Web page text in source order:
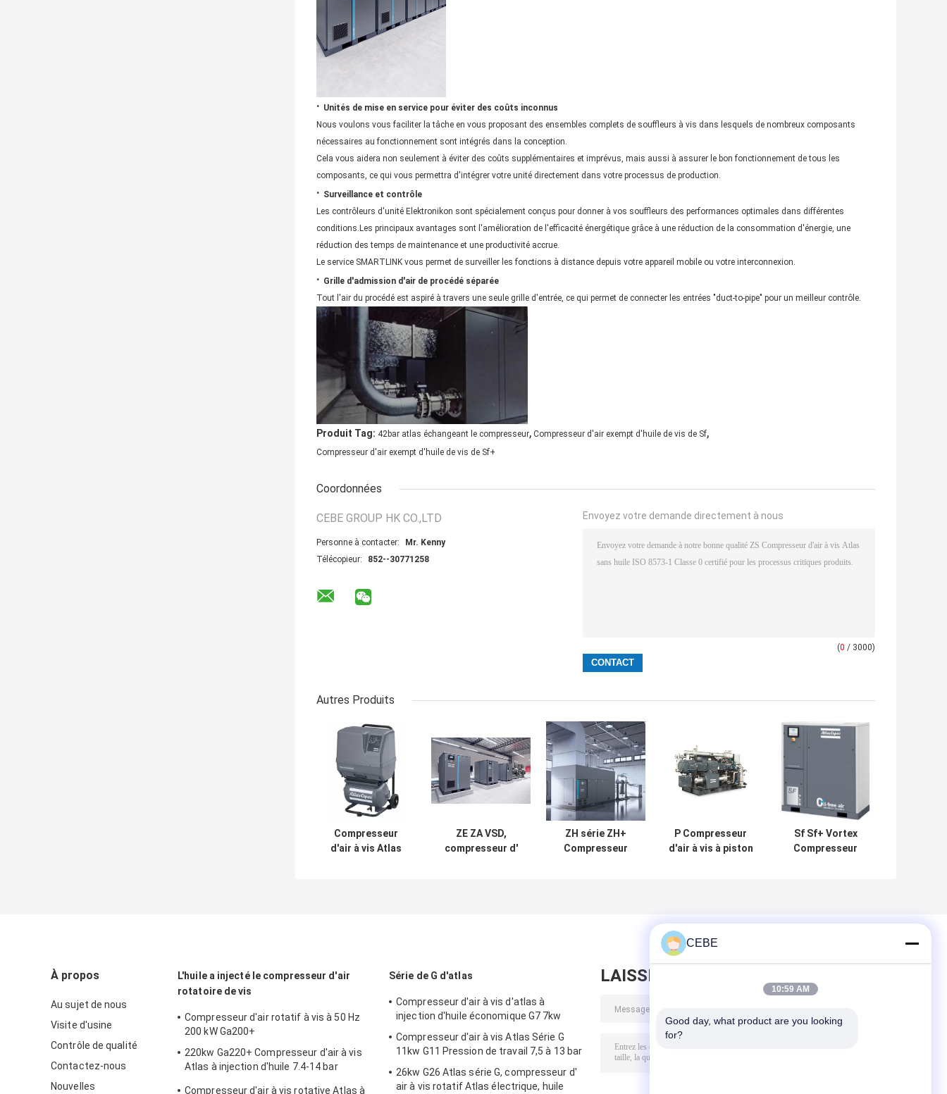
· Unités de mise en service pour éviter des coûts inconnus
Nous voulons vous faciliter la tâche en vous proposant des ensembles complets de souffleurs à vis dans lesquels de nombreux composants
nécessaires au fonctionnement sont intégrés dans la conception.
Cela vous aidera non seulement à éviter des coûts supplémentaires et imprévus, mais aussi à assurer le bon fonctionnement de tous les
composants, ce qui vous permettra d'intégrer votre unité directement dans votre processus de production.
· Surveillance et contrôle
Les contrôleurs d'unité Elektronikon sont spécialement conçus pour donner à vos souffleurs des performances optimales dans différentes
conditions.Les principaux avantages sont l'amélioration de l'efficacité énergétique grâce à une réduction de la consommation d'énergie, une
réduction des temps de maintenance et une productivité accrue.
Le service SMARTLINK vous permet de surveiller les fonctions à distance depuis votre appareil mobile ou votre interconnexion.
· Grille d'admission d'air de procédé séparée
Tout l'air du procédé est aspiré à travers une seule grille d'entrée, ce qui permet de connecter les entrées "duct-to-pipe" pour un meilleur contrôle.
Produit Tag: 42bar atlas échangeant le compresseur, Compresseur d'air exempt d'huile de vis de Sf,
Compresseur d'air exempt d'huile de vis de Sf+
Coordonnées
CEBE GROUP HK CO.,LTD
Personne à contacter:
Mr. Kenny
Télécopieur:
852--30771258
Envoyez votre demande directement à nous
(0 / 3000)
Autres Produits
Compresseur
d'air à vis Atlas
ZE ZA VSD,
compresseur d'
ZH série ZH+
Compresseur
P Compresseur
d'air à vis à piston
Sf Sf+ Vortex
Compresseur
À propos
Au sujet de nous
Visite d'usine
Contrôle de qualité
Contactez-nous
Nouvelles
L'huile a injecté le compresseur d'air
rotatoire de vis
Compresseur d'air rotatif à vis à 50 Hz
200 kW Ga200+
220kw Ga220+ Compresseur d'air à vis
Atlas à injection d'huile 7.4-14 bar
Compresseur d'air à vis rotative Atlas à
Série de G d'atlas
Compresseur d'air à vis d'atlas à
injection d'huile économique G7 7kw
Compresseur d'air à vis Atlas Série G
11kw G11 Pression de travail 7,5 à 13 bar
26kw G26 Atlas série G, compresseur d'
air à vis rotatif Atlas électrique, huile
LAISSEZ UN MESSAGE
CEBE
10:59 AM
Good day, what product are you looking
for?